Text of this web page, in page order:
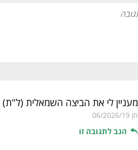
מעניין לי את הביצה השמאלית (ל"ת)
חן 06/2026/19
הגב לתגובה זו